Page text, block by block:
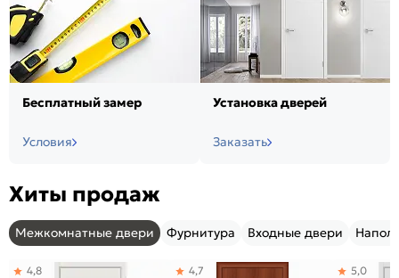
Бесплатный замер
Условия
Установка дверей
Заказать
Хиты продаж
Межкомнатные двери Фурнитура Входные двери
4,8 4,7 5,0